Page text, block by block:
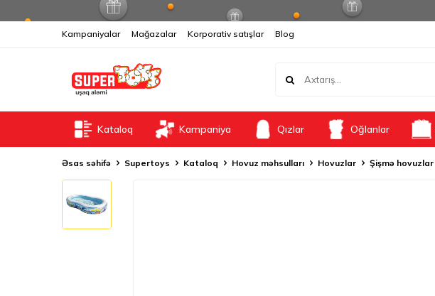
Kampaniyalar Mağazalar Korporativ satışlar Blog
Kataloq Kampaniya Qızlar Oğlanlar
Əsas səhifə Supertoys Kataloq Hovuz məhsulları Hovuzlar Şişmə hovuzlar